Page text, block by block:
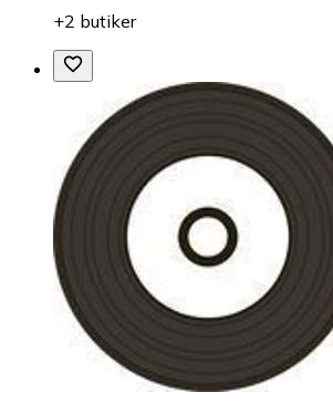
+2 butiker